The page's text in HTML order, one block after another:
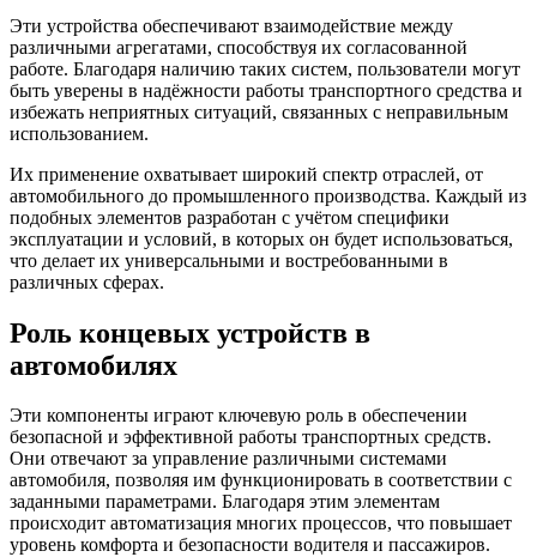
Эти устройства обеспечивают взаимодействие между
различными агрегатами, способствуя их согласованной
работе. Благодаря наличию таких систем, пользователи могут
быть уверены в надёжности работы транспортного средства и
избежать неприятных ситуаций, связанных с неправильным
использованием.
Их применение охватывает широкий спектр отраслей, от
автомобильного до промышленного производства. Каждый из
подобных элементов разработан с учётом специфики
эксплуатации и условий, в которых он будет использоваться,
что делает их универсальными и востребованными в
различных сферах.
Роль концевых устройств в
автомобилях
Эти компоненты играют ключевую роль в обеспечении
безопасной и эффективной работы транспортных средств.
Они отвечают за управление различными системами
автомобиля, позволяя им функционировать в соответствии с
заданными параметрами. Благодаря этим элементам
происходит автоматизация многих процессов, что повышает
уровень комфорта и безопасности водителя и пассажиров.